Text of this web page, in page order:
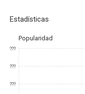
Estadísticas
Popularidad
???
???
???